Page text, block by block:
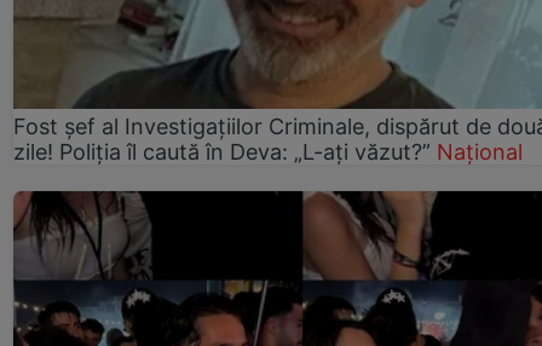
Fost șef al Investigațiilor Criminale, dispărut de
zile! Poliția îl caută în Deva: „L-ați văzut?” Național